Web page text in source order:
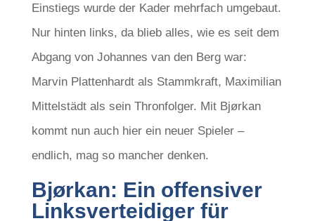
Einstiegs wurde der Kader mehrfach umgebaut.
Nur hinten links, da blieb alles, wie es seit dem
Abgang von Johannes van den Berg war:
Marvin Plattenhardt als Stammkraft, Maximilian
Mittelstädt als sein Thronfolger. Mit Bjørkan
kommt nun auch hier ein neuer Spieler –
endlich, mag so mancher denken.
Bjørkan: Ein offensiver
Linksverteidiger für